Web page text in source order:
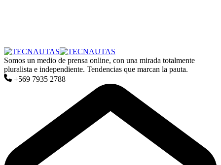
Somos un medio de prensa online, con una mirada totalmente
pluralista e independiente. Tendencias que marcan la pauta.
+569 7935 2788